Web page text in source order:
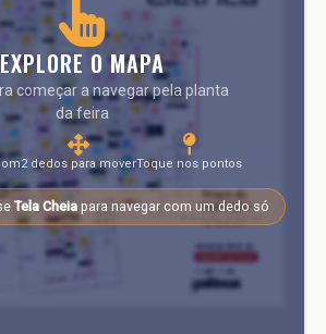
EXPLORE O MAPA
começar a navegar pela planta
da feira
2 dedos para moverToque nos pontos
Tela Cheiapara navegar com um dedo só